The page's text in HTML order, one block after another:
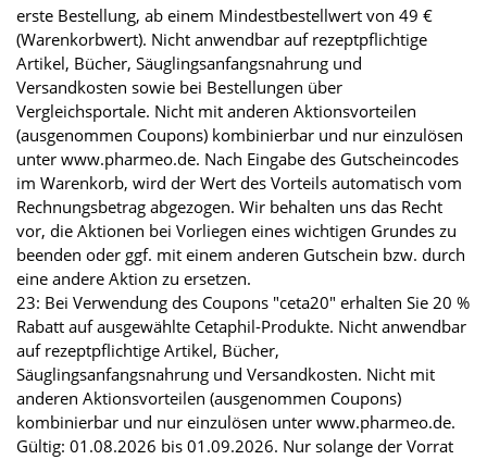
erste Bestellung, ab einem Mindestbestellwert von 49 €
(Warenkorbwert). Nicht anwendbar auf rezeptpflichtige
Artikel, Bücher, Säuglingsanfangsnahrung und
Versandkosten sowie bei Bestellungen über
Vergleichsportale. Nicht mit anderen Aktionsvorteilen
(ausgenommen Coupons) kombinierbar und nur einzulösen
unter www.pharmeo.de. Nach Eingabe des Gutscheincodes
im Warenkorb, wird der Wert des Vorteils automatisch vom
Rechnungsbetrag abgezogen. Wir behalten uns das Recht
vor, die Aktionen bei Vorliegen eines wichtigen Grundes zu
beenden oder ggf. mit einem anderen Gutschein bzw. durch
eine andere Aktion zu ersetzen.
23: Bei Verwendung des Coupons "ceta20" erhalten Sie 20 %
Rabatt auf ausgewählte Cetaphil-Produkte. Nicht anwendbar
auf rezeptpflichtige Artikel, Bücher,
Säuglingsanfangsnahrung und Versandkosten. Nicht mit
anderen Aktionsvorteilen (ausgenommen Coupons)
kombinierbar und nur einzulösen unter www.pharmeo.de.
Gültig: 01.08.2026 bis 01.09.2026. Nur solange der Vorrat